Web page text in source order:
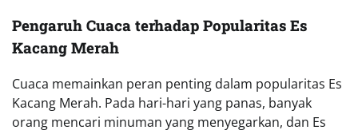
Pengaruh Cuaca terhadap Popularitas Es
Kacang Merah
Cuaca memainkan peran penting dalam popularitas Es
Kacang Merah. Pada hari-hari yang panas, banyak
orang mencari minuman yang menyegarkan, dan Es